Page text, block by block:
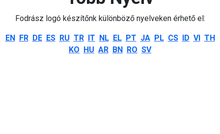
Fodrász logó készítőnk különböző nyelveken érhető el:
EN FR DE ES RU TR IT NL EL PT JA PL CS ID VI TH
KO HU AR BN RO SV